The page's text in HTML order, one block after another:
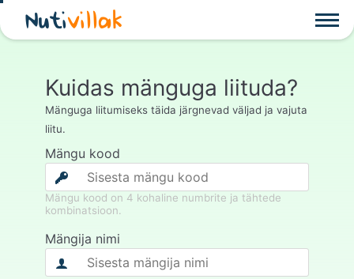
Nutivillak
Kuidas mänguga liituda?
Mänguga liitumiseks täida järgnevad väljad ja vajuta
liitu.
Mängu kood
Mängu kood on 4 kohaline numbrite ja tähtede
kombinatsioon.
Mängija nimi